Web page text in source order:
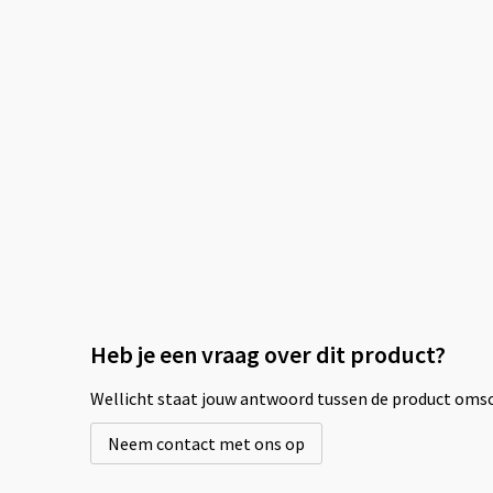
Heb je een vraag over dit product?
Wellicht staat jouw antwoord tussen de product
Neem contact met ons op